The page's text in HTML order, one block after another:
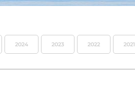
2024 2023 2022 2021